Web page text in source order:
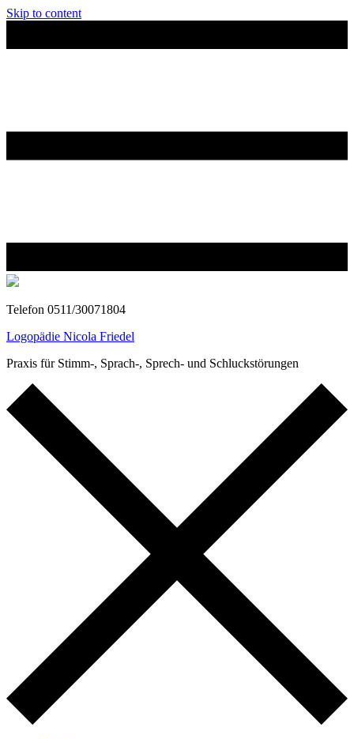
Skip to content
Telefon 0511/30071804
Logopädie Nicola Friedel
Praxis für Stimm-, Sprach-, Sprech- und Schluckstörungen